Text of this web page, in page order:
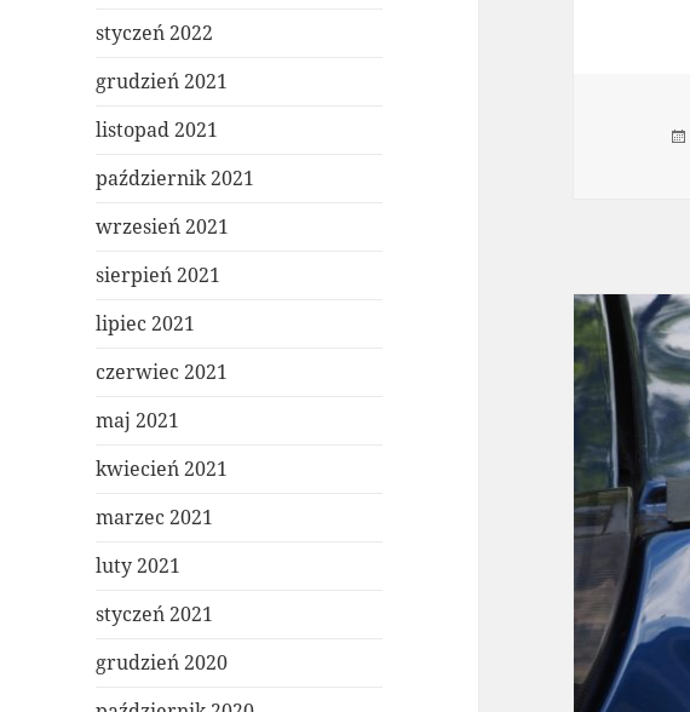
styczeń 2022
grudzień 2021
listopad 2021
październik 2021
wrzesień 2021
sierpień 2021
lipiec 2021
czerwiec 2021
maj 2021
kwiecień 2021
marzec 2021
luty 2021
styczeń 2021
grudzień 2020